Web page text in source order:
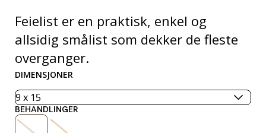
Feielist er en praktisk, enkel og
allsidig smålist som dekker de fleste
overganger.
DIMENSJONER
BEHANDLINGER